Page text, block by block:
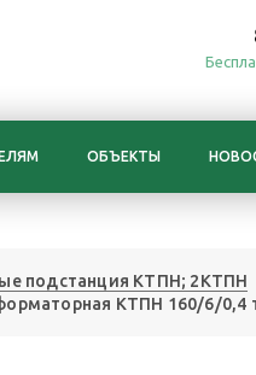
ОБЪЕКТЫ
подстанция КТПН; 2КТПН
КТПН 160/6/0,4